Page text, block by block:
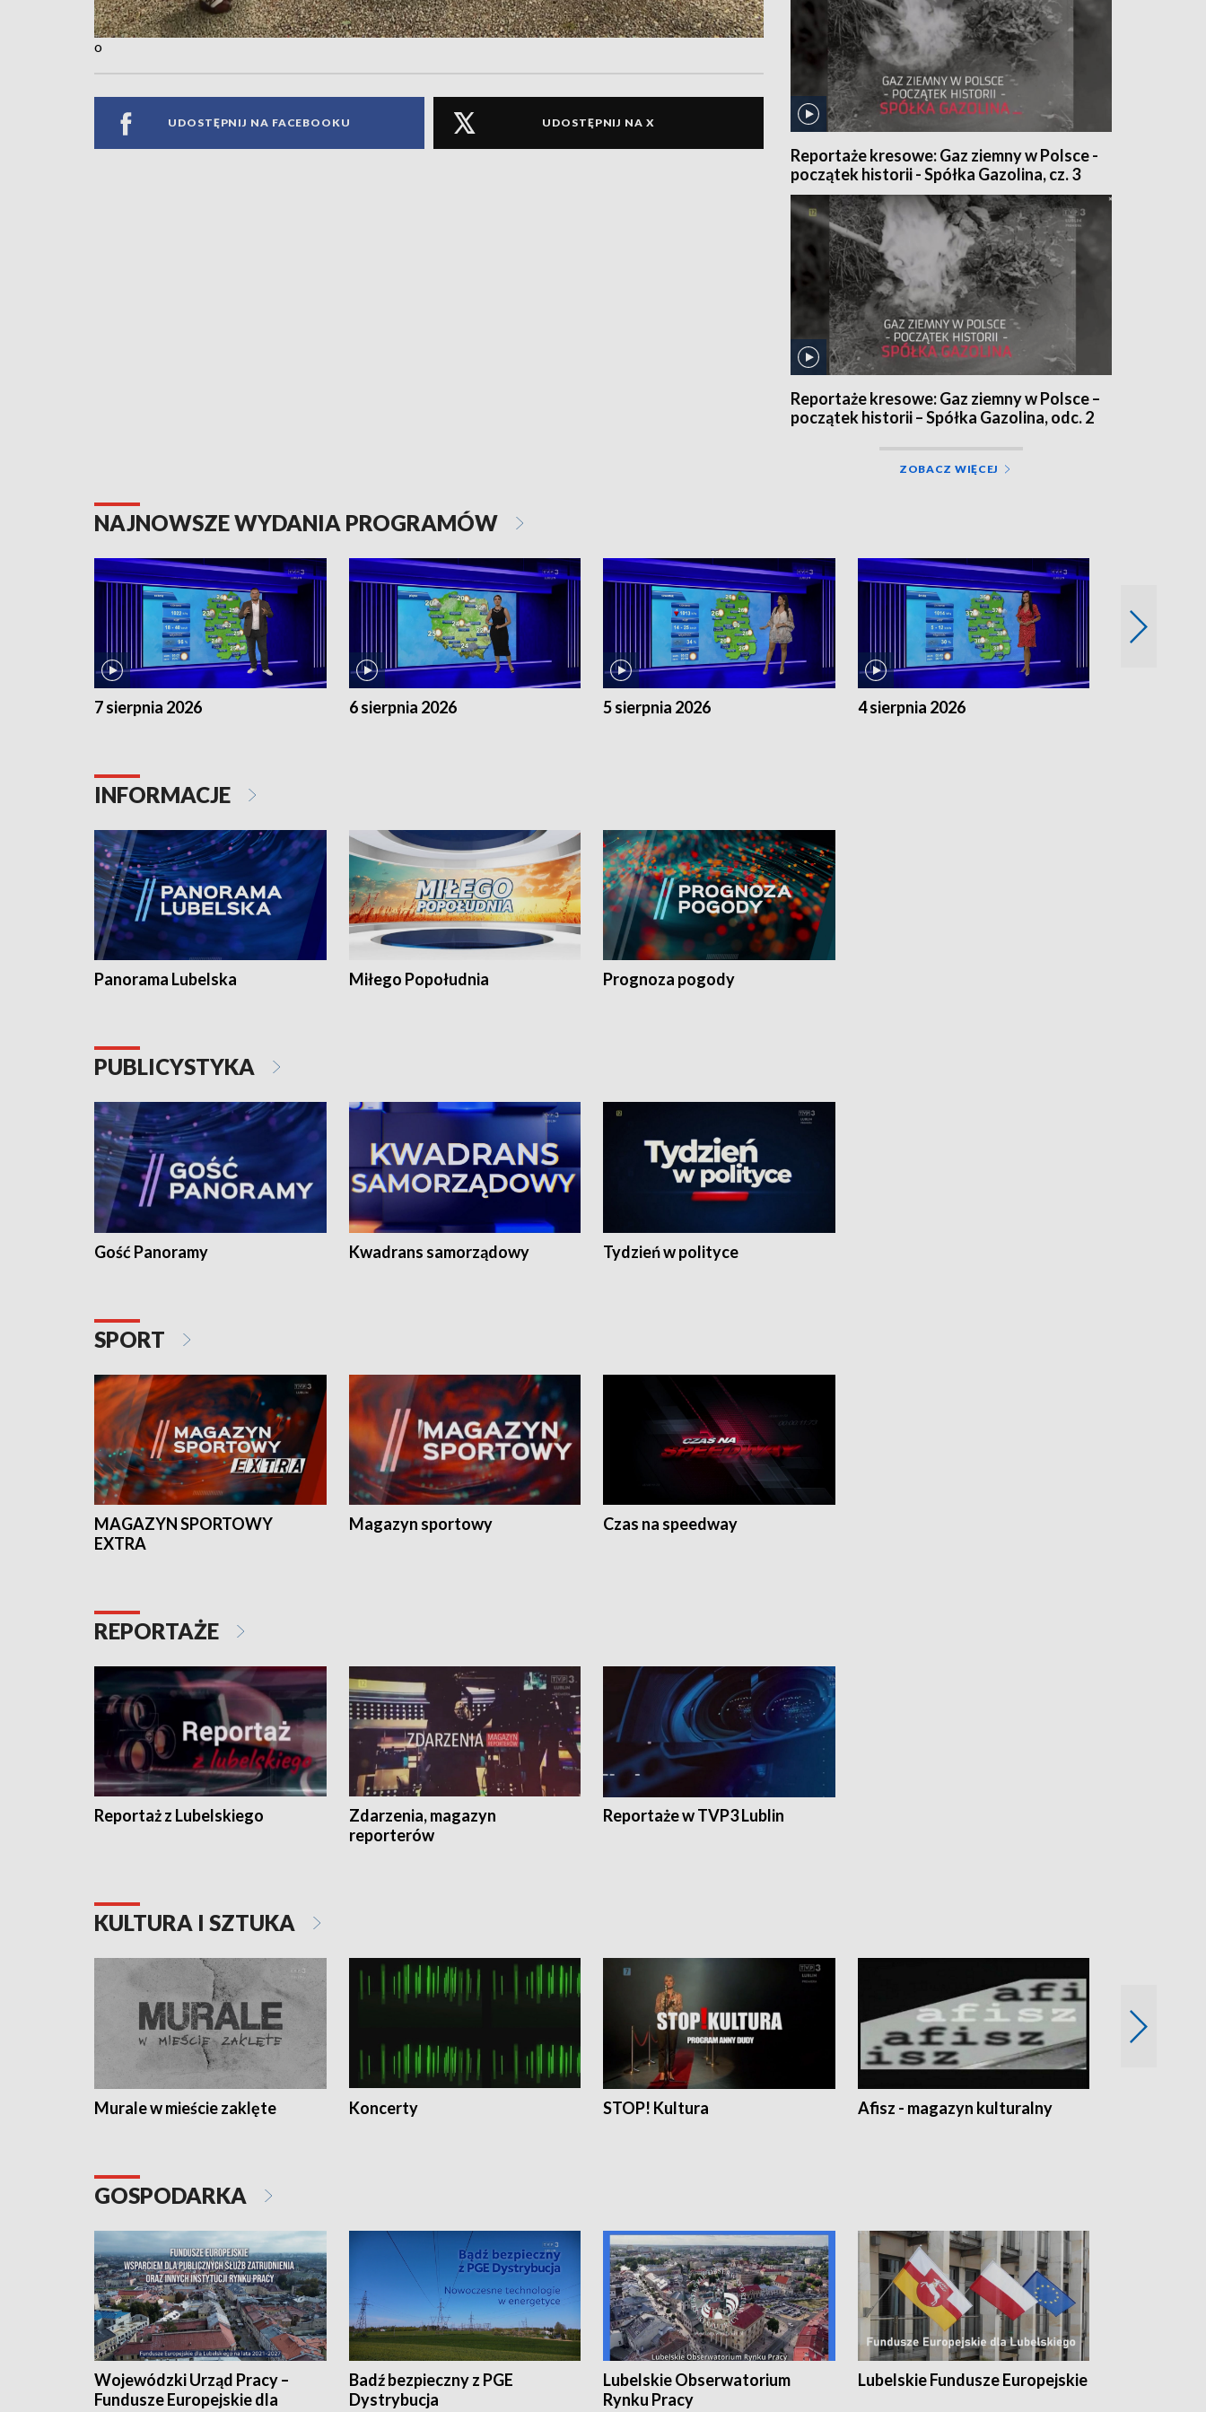
o
UDOSTĘPNIJ NA FACEBOOKU UDOSTĘPNIJ NA X
Reportaże kresowe: Gaz ziemny w Polsce -
początek historii - Spółka Gazolina, cz. 3
Reportaże kresowe: Gaz ziemny w Polsce –
początek historii – Spółka Gazolina, odc. 2
ZOBACZ WIĘCEJ
NAJNOWSZE WYDANIA PROGRAMÓW
7 sierpnia 2026 6 sierpnia 2026 5 sierpnia 2026 4 sierpnia 2026
INFORMACJE
Panorama Lubelska Miłego Popołudnia Prognoza pogody
PUBLICYSTYKA
Gość Panoramy Kwadrans samorządowy Tydzień w polityce
SPORT
MAGAZYN SPORTOWY
EXTRA
Magazyn sportowy Czas na speedway
REPORTAŻE
Reportaż z Lubelskiego
Zdarzenia, magazyn
reporterów
Reportaże w TVP3 Lublin
KULTURA I SZTUKA
Murale w mieście zaklęte Koncerty STOP! Kultura Afisz - magazyn kulturalny
GOSPODARKA
Wojewódzki Urząd Pracy –
Fundusze Europejskie dla
Badź bezpieczny z PGE
Dystrybucja
Lubelskie Obserwatorium
Rynku Pracy
Lubelskie Fundusze Europejskie